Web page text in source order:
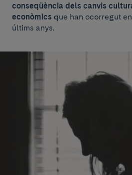
conseqüència dels canvis
econòmics que han ocorregut
últims anys.